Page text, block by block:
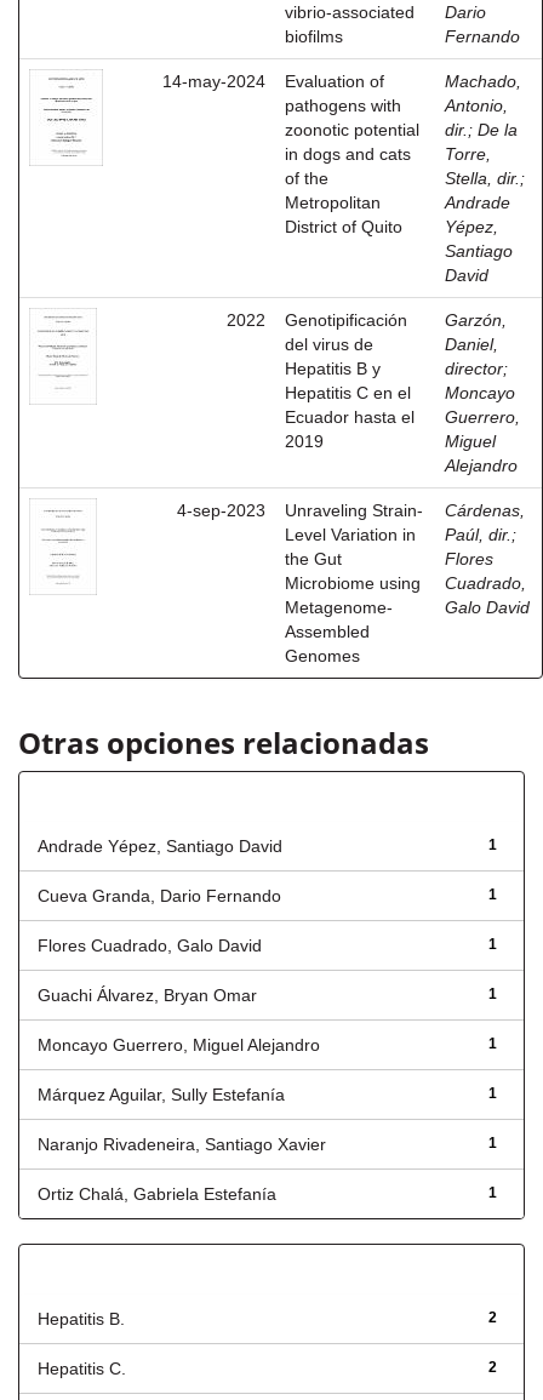
vibrio-associated
biofilms
Dario
Fernando
14-may-2024
Evaluation of
pathogens with
zoonotic potential
in dogs and cats
of the
Metropolitan
District of Quito
Machado,
Antonio,
dir. ; De la
Torre,
Stella, dir. ;
Andrade
Yépez,
Santiago
David
2022
Genotipificación
del virus de
Hepatitis B y
Hepatitis C en el
Ecuador hasta el
2019
Garzón,
Daniel,
director;
Moncayo
Guerrero,
Miguel
Alejandro
4-sep-2023
Unraveling Strain-
Level Variation in
the Gut
Microbiome using
Metagenome-
Assembled
Genomes
Cárdenas,
Paúl, dir. ;
Flores
Cuadrado,
Galo David
Otras opciones relacionadas
1
Andrade Yépez, Santiago David
1
Cueva Granda, Dario Fernando
1
Flores Cuadrado, Galo David
1
Guachi Álvarez, Bryan Omar
1
Moncayo Guerrero, Miguel Alejandro
1
Márquez Aguilar, Sully Estefanía
1
Naranjo Rivadeneira, Santiago Xavier
1
Ortiz Chalá, Gabriela Estefanía
2
Hepatitis B.
2
Hepatitis C.